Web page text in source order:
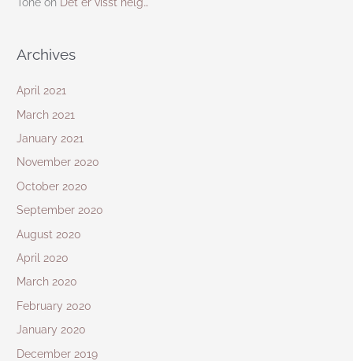
Archives
April 2021
March 2021
January 2021
November 2020
October 2020
September 2020
August 2020
April 2020
March 2020
February 2020
January 2020
December 2019